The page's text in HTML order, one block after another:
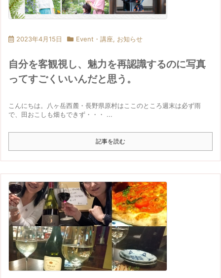
2023年4月15日 Event・講座, お知らせ
自分を客観視し、魅力を再認識するのに写真
ってすごくいいんだと思う。
こんにちは。八ヶ岳西麓・長野県原村はここのところ週末は必ず雨
で、田おこしも畑もできず・・・ ...
記事を読む